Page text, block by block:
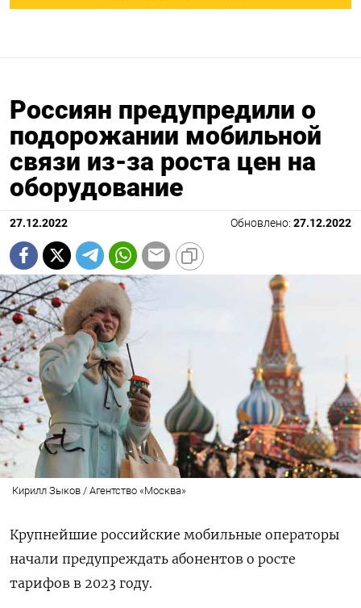
Россиян предупредили о
подорожании мобильной
связи из-за роста цен на
оборудование
27.12.2022 Обновлено: 27.12.2022
Кирилл Зыков / Агентство «Москва»
Крупнейшие российские мобильные операторы
начали предупреждать абонентов о росте
тарифов в 2023 году.